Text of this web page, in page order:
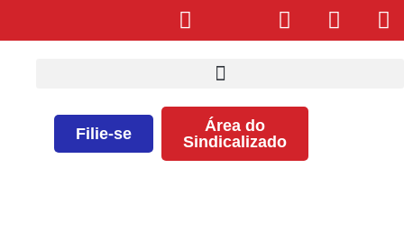
Filie-se
Área do
Sindicalizado